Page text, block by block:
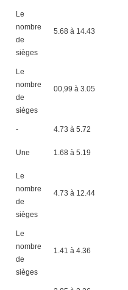
Le
nombre
de
sièges
5.68 à 14.43
Le
nombre
de
sièges
00,99 à 3.05
- 4.73 à 5.72
Une 1.68 à 5.19
Le
nombre
de
sièges
4.73 à 12.44
Le
nombre
de
sièges
1.41 à 4.36